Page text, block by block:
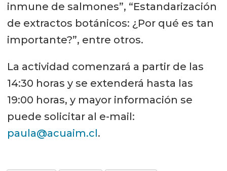
inmune de salmones”, “Estandarización
de extractos botánicos: ¿Por qué es tan
importante?”, entre otros.
La actividad comenzará a partir de las
14:30 horas y se extenderá hasta las
19:00 horas, y mayor información se
puede solicitar al e-mail:
paula@acuaim.cl.